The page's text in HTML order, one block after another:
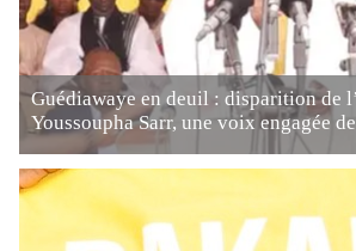
Guédiawaye en deuil : disparition de
Youssoupha Sarr, une voix engagée